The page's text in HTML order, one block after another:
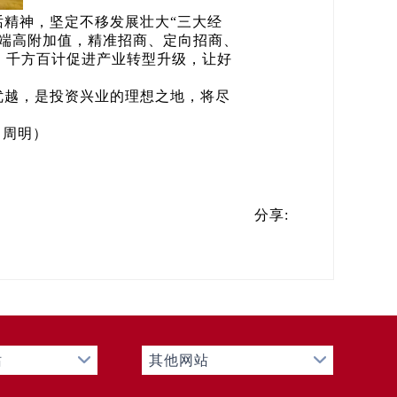
神，坚定不移发展壮大“三大经
高附加值，精准招商、定向招商、
方百计促进产业转型升级，让好
，是投资兴业的理想之地，将尽
明）
分享:
其他网站